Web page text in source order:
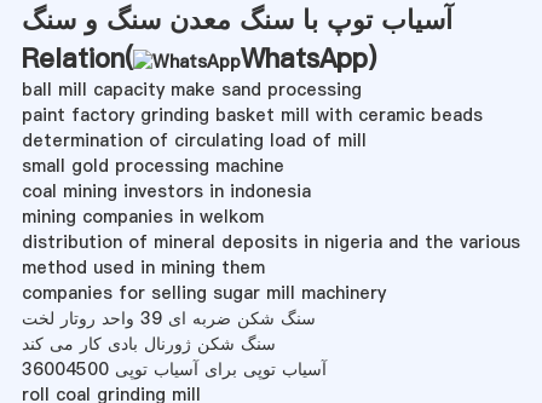
آسیاب توپ با سنگ معدن سنگ و سنگ
Relation(
WhatsApp)
ball mill capacity make sand processing
paint factory grinding basket mill with ceramic beads
determination of circulating load of mill
small gold processing machine
coal mining investors in indonesia
mining companies in welkom
distribution of mineral deposits in nigeria and the various
method used in mining them
companies for selling sugar mill machinery
سنگ شکن ضربه ای 39 واحد روتار لخت
سنگ شکن ژورنال بادی کار می کند
آسیاب توپی برای آسیاب توپی 36004500
roll coal grinding mill